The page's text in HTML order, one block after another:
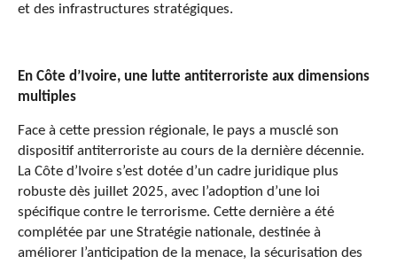
et des infrastructures stratégiques.
En Côte d’Ivoire, une lutte antiterroriste aux dimensions
multiples
Face à cette pression régionale, le pays a musclé son
dispositif antiterroriste au cours de la dernière décennie.
La Côte d’Ivoire s’est dotée d’un cadre juridique plus
robuste dès juillet 2025, avec l’adoption d’une loi
spécifique contre le terrorisme. Cette dernière a été
complétée par une Stratégie nationale, destinée à
améliorer l’anticipation de la menace, la sécurisation des